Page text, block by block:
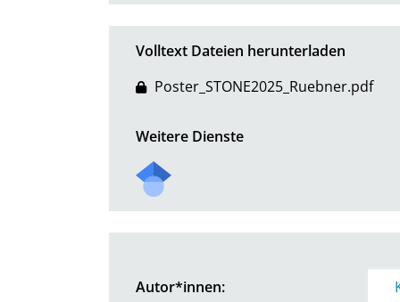
Volltext Dateien herunterladen
Poster_STONE2025_Ruebner.pdf
Weitere Dienste
Autor*innen: